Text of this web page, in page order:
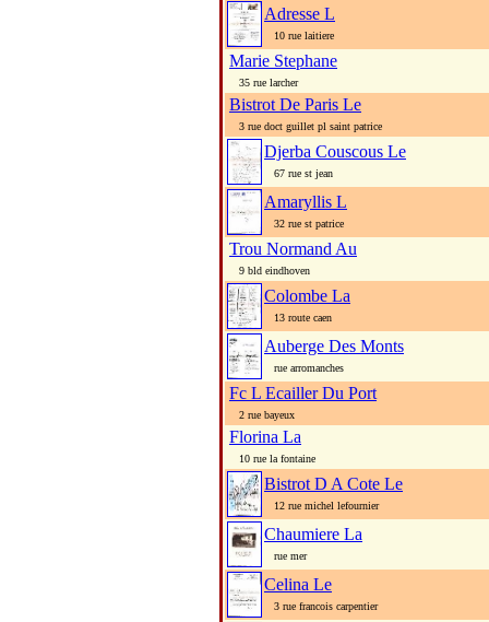
Adresse L
10 rue laitiere
Marie Stephane
35 rue larcher
Bistrot De Paris Le
3 rue doct guillet pl saint patrice
Djerba Couscous Le
67 rue st jean
Amaryllis L
32 rue st patrice
Trou Normand Au
9 bld eindhoven
Colombe La
13 route caen
Auberge Des Monts
rue arromanches
Fc L Ecailler Du Port
2 rue bayeux
Florina La
10 rue la fontaine
Bistrot D A Cote Le
12 rue michel lefournier
Chaumiere La
rue mer
Celina Le
3 rue francois carpentier